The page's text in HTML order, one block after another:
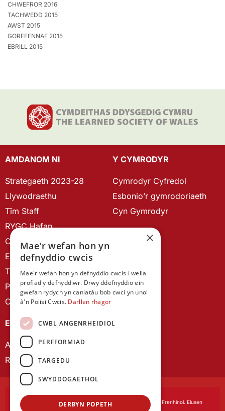
CHWEFROR 2016
TACHWEDD 2015
AWST 2015
GORFFENNAF 2015
EBRILL 2015
AMDANOM NI
Strategaeth 2023-28
Llywodraethu
Tîm Staff
RYGC Hafan
Canllawiau brandio
Ein Hanes
Telerau ac Amodau
Polisi Preifatrwydd
Cysylltu â ni
Y CYMRODYR
Cymrodyr Cyfredol
Esbonio’r gymrodoriaeth
Cyn Gymrodyr
EIN CYHOEDDIADAU
Astudiaethau Cymreig
Rhwydwaith Ymchwil Gyrfa Cynnar
Cymdeithas Ddysgedig Cymru, corfforedig drwy Siarter Frenhinol. Elusen
×
Mae'r wefan hon yn
defnyddio cwcis
Mae'r wefan hon yn defnyddio cwcis i wella
profiad y defnyddiwr. Drwy ddefnyddio ein
gwefan rydych yn caniatáu bob cwci yn unol
â'n Polisi Cwcis. Darllen rhagor
CWBL ANGENRHEIDIOL
PERFFORMIAD
TARGEDU
SWYDDOGAETHOL
DERBYN POPETH